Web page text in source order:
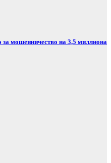
за мошенничество на 3,5 миллиона